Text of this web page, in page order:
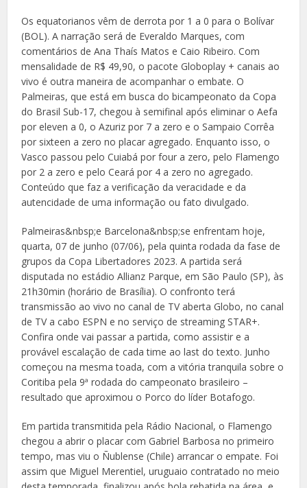
Os equatorianos vêm de derrota por 1 a 0 para o Bolívar
(BOL). A narração será de Everaldo Marques, com
comentários de Ana Thaís Matos e Caio Ribeiro. Com
mensalidade de R$ 49,90, o pacote Globoplay + canais ao
vivo é outra maneira de acompanhar o embate. O
Palmeiras, que está em busca do bicampeonato da Copa
do Brasil Sub-17, chegou à semifinal após eliminar o Aefa
por eleven a 0, o Azuriz por 7 a zero e o Sampaio Corrêa
por sixteen a zero no placar agregado. Enquanto isso, o
Vasco passou pelo Cuiabá por four a zero, pelo Flamengo
por 2 a zero e pelo Ceará por 4 a zero no agregado.
Conteúdo que faz a verificação da veracidade e da
autencidade de uma informação ou fato divulgado.
Palmeiras&nbsp;e Barcelona&nbsp;se enfrentam hoje,
quarta, 07 de junho (07/06), pela quinta rodada da fase de
grupos da Copa Libertadores 2023. A partida será
disputada no estádio Allianz Parque, em São Paulo (SP), às
21h30min (horário de Brasília). O confronto terá
transmissão ao vivo no canal de TV aberta Globo, no canal
de TV a cabo ESPN e no serviço de streaming STAR+.
Confira onde vai passar a partida, como assistir e a
provável escalação de cada time ao last do texto. Junho
começou na mesma toada, com a vitória tranquila sobre o
Coritiba pela 9ª rodada do campeonato brasileiro –
resultado que aproximou o Porco do líder Botafogo.
Em partida transmitida pela Rádio Nacional, o Flamengo
chegou a abrir o placar com Gabriel Barbosa no primeiro
tempo, mas viu o Ñublense (Chile) arrancar o empate. Foi
assim que Miguel Merentiel, uruguaio contratado no meio